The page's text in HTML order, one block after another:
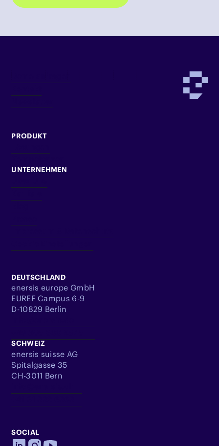
PRODUKT
UNTERNEHMEN
DEUTSCHLAND
enersis europe GmbH
EUREF Campus 6-9
D-10829 Berlin
SCHWEIZ
enersis suisse AG
Spitalgasse 35
CH-3011 Bern
SOCIAL